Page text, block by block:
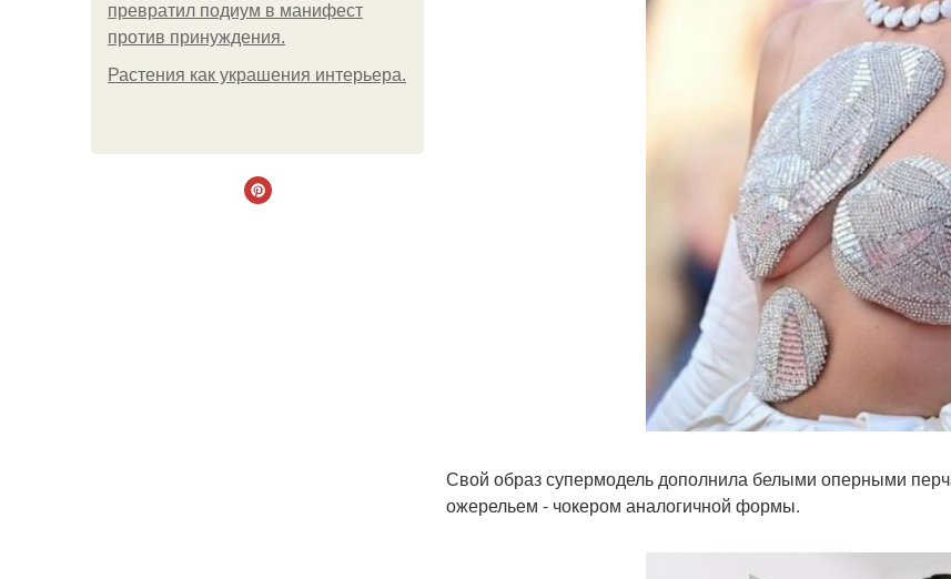
превратил подиум в манифест
против принуждения.
Растения как украшения интерьера.
Свой образ супермодель дополнила белыми оперными
ожерельем - чокером аналогичной формы.